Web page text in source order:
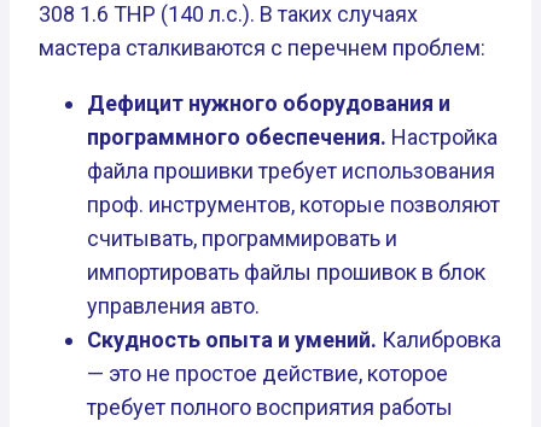
308 1.6 THP (140 л.с.). В таких случаях
мастера сталкиваются с перечнем проблем:
Дефицит нужного оборудования и
программного обеспечения. Настройка
файла прошивки требует использования
проф. инструментов, которые позволяют
считывать, программировать и
импортировать файлы прошивок в блок
управления авто.
Скудность опыта и умений. Калибровка
— это не простое действие, которое
требует полного восприятия работы